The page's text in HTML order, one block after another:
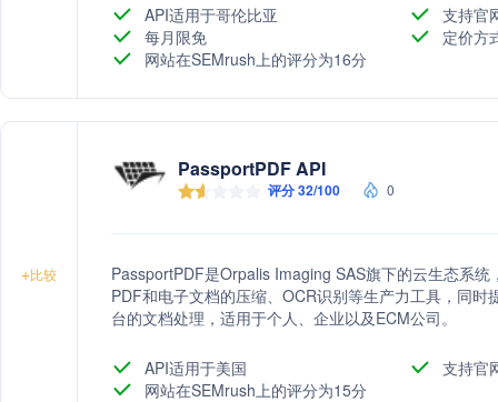
API适用于哥伦比亚
支持官
每月限免
定价方
网站在SEMrush上的评分为16分
+比较
PassportPDF API
评分 32/100 0
PassportPDF是Orpalis Imaging SAS旗下的云生态系
PDF和电子文档的压缩、OCR识别等生产力工具，同
台的文档处理，适用于个人、企业以及ECM公司。
API适用于美国
支持官
网站在SEMrush上的评分为15分